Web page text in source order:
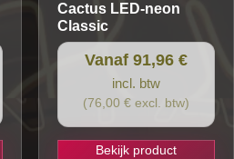
productpagina
CactusLED-neon
Classic
Vanaf 91,96 €
incl. btw
(76,00 € excl. btw)
Bekijk product